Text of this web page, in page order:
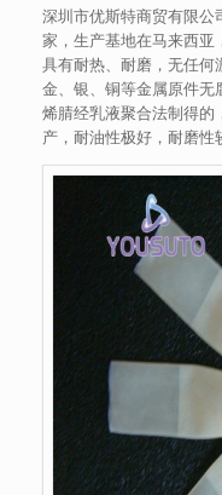
深圳市优斯特商贸有限
家，生产基地在马来西亚
具有耐热、耐磨，无任
金、银、铜等金属原件
烯腈经乳液聚合法制得的
产，耐油性极好，耐磨性